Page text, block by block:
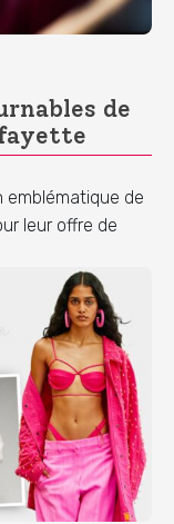
de
emblématique de
leur offre de